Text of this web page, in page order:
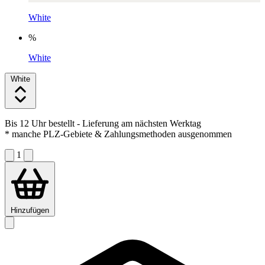
White
%
White
White
Bis 12 Uhr bestellt - Lieferung am nächsten Werktag
* manche PLZ-Gebiete & Zahlungsmethoden ausgenommen
1
Hinzufügen